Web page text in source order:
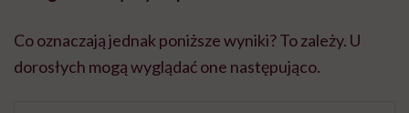
Co oznaczają jednak poniższe wyniki? To zależy. U
dorosłych mogą wyglądać one następująco.